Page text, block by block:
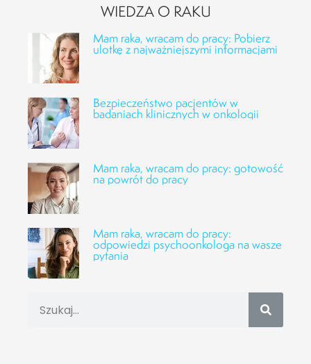
WIEDZA O RAKU
Mam raka, wracam do pracy: Pobierz
ulotkę z najważniejszymi informacjami
Bezpieczeństwo pacjentów w
badaniach klinicznych w onkologii
Mam raka, wracam do pracy: gotowość
na powrót do pracy
Mam raka, wracam do pracy:
odpowiedzi psychoonkologa na wasze
pytania